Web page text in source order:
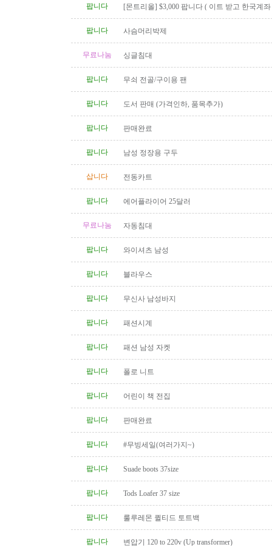
팝니다
[몬트리올] $3,000 팝니다 ( 이트 받고 한국계
팝니다
사슴머리박제
무료나눔 싱글침대
팝니다 무쇠 전골/구이용 팬
팝니다 도서 판매 (가격인하, 품목추가)
팝니다 판매완료
팝니다 남성 정장용 구두
삽니다 전동카트
팝니다 에어플라이어 25달러
무료나눔 자동침대
팝니다 와이셔츠 남성
팝니다 블라우스
팝니다 무신사 남성바지
팝니다 패션시계
팝니다 패션 남성 자켓
팝니다 폴로 니트
팝니다 어린이 책 전집
팝니다 판매완료
팝니다 #무빙세일(여러가지~)
팝니다 Suade boots 37size
팝니다 Tods Loafer 37 size
팝니다 룰루레몬 퀼티드 토트백
팝니다 변압기 120 to 220v (Up transformer)